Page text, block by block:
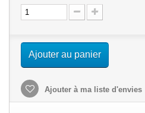
Ajouter au panier
Ajouter à ma liste d'envies